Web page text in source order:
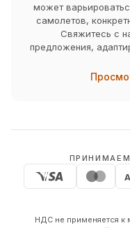
может
самолетов,
Свяжитесь с
предложения,
НДС не применяется к